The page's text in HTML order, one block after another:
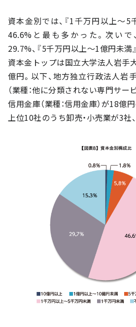
資本金別では、『1千万円以上～5
46.6%と最も多かった。次いで
29.7%、『5千万円以上～1億円未満
資本金トップは国立大学法人岩手大
億円。以下、地方独立行政法人岩
（業種：他に分類されない専門サー
信用金庫（業種：信用金庫）が18億
上位10社のうち卸売・小売業が3社